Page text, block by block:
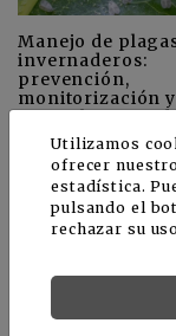
Manejo de
invernaderos:
prevención,
monitorización y
control
Utilizamos
ofrecer
estadística.
pulsando el
rechazar su